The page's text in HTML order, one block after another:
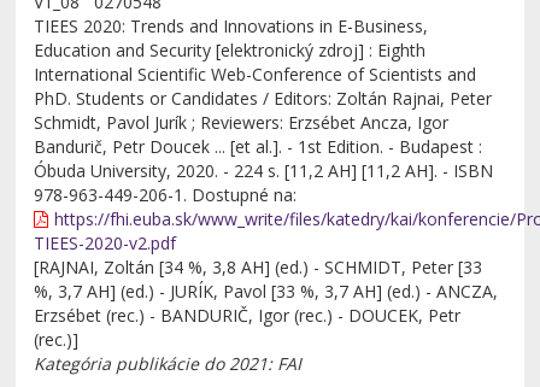
TIEES 2020: Trends and Innovations in E-Business,
Education and Security [elektronický zdroj] : Eighth
International Scientific Web-Conference of Scientists and
PhD. Students or Candidates / Editors: Zoltán Rajnai, Peter
Schmidt, Pavol Jurík ; Reviewers: Erzsébet Ancza, Igor
Bandurič, Petr Doucek ... [et al.]. - 1st Edition. - Budapest :
Óbuda University, 2020. - 224 s. [11,2 AH] [11,2 AH]. - ISBN
978-963-449-206-1. Dostupné na:
https://fhi.euba.sk/www_write/files/katedry/kai/konferencie/
TIEES-2020-v2.pdf
[RAJNAI, Zoltán [34 %, 3,8 AH] (ed.) - SCHMIDT, Peter [33
%, 3,7 AH] (ed.) - JURÍK, Pavol [33 %, 3,7 AH] (ed.) - ANCZA,
Erzsébet (rec.) - BANDURIČ, Igor (rec.) - DOUCEK, Petr
(rec.)]
Kategória publikácie do 2021: FAI